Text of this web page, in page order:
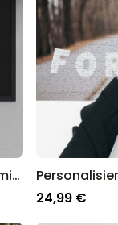
Personalisierbare Fußmatte mit Logo und Gesicht
24,99 €